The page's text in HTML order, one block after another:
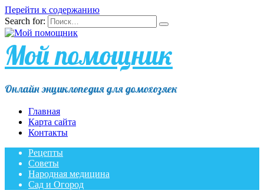
Перейти к содержанию
Search for:
Мой помощник
Онлайн энциклопедия для домохозяек
Главная
Карта сайта
Контакты
Рецепты
Советы
Народная медицина
Сад и Огород